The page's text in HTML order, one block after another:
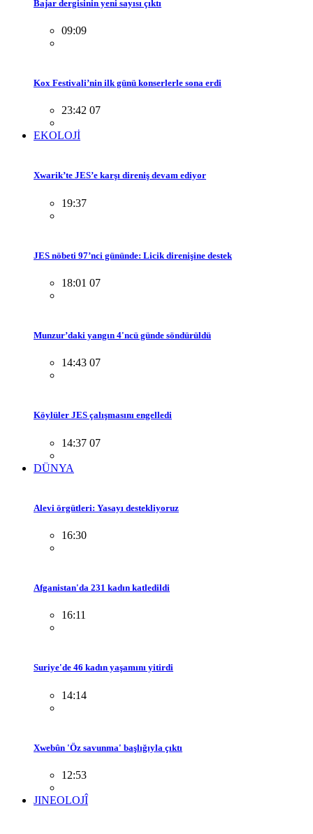
Bajar dergisinin yeni sayısı çıktı
09:09
Kox Festivali’nin ilk günü konserlerle sona erdi
23:42 07
EKOLOJİ
Xwarik’te JES’e karşı direniş devam ediyor
19:37
JES nöbeti 97’nci gününde: Licik direnişine destek
18:01 07
Munzur’daki yangın 4'ncü günde söndürüldü
14:43 07
Köylüler JES çalışmasını engelledi
14:37 07
DÜNYA
Alevi örgütleri: Yasayı destekliyoruz
16:30
Afganistan'da 231 kadın katledildi
16:11
Suriye'de 46 kadın yaşamını yitirdi
14:14
Xwebûn 'Öz savunma' başlığıyla çıktı
12:53
JINEOLOJÎ